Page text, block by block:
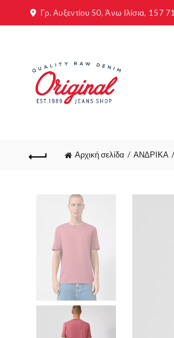
Γρ. Αυξεντίου 50, Άνω Ιλίσια, 157 71
Αρχική σελίδα ΑΝΔΡΙΚΑ